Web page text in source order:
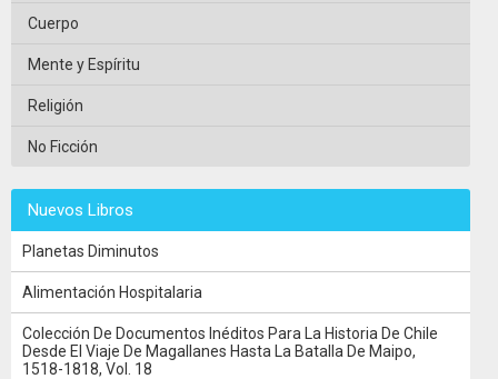
Cuerpo
Mente y Espíritu
Religión
No Ficción
Nuevos Libros
Planetas Diminutos
Alimentación Hospitalaria
Colección De Documentos Inéditos Para La Historia De Chile
Desde El Viaje De Magallanes Hasta La Batalla De Maipo,
1518-1818, Vol. 18